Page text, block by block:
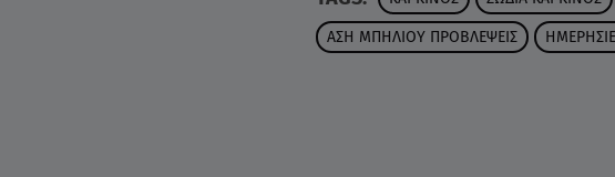
ΑΣΗ ΜΠΗΛΙΟΥ ΠΡΟΒΛΕΨΕΙΣ